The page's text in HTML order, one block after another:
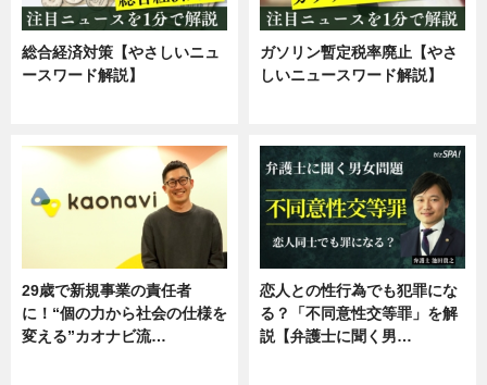
総合経済対策【やさしいニュ
ースワード解説】
ガソリン暫定税率廃止【やさ
しいニュースワード解説】
29歳で新規事業の責任者
に！“個の力から社会の仕様を
変える”カオナビ流…
恋人との性行為でも犯罪にな
る？「不同意性交等罪」を解
説【弁護士に聞く男…